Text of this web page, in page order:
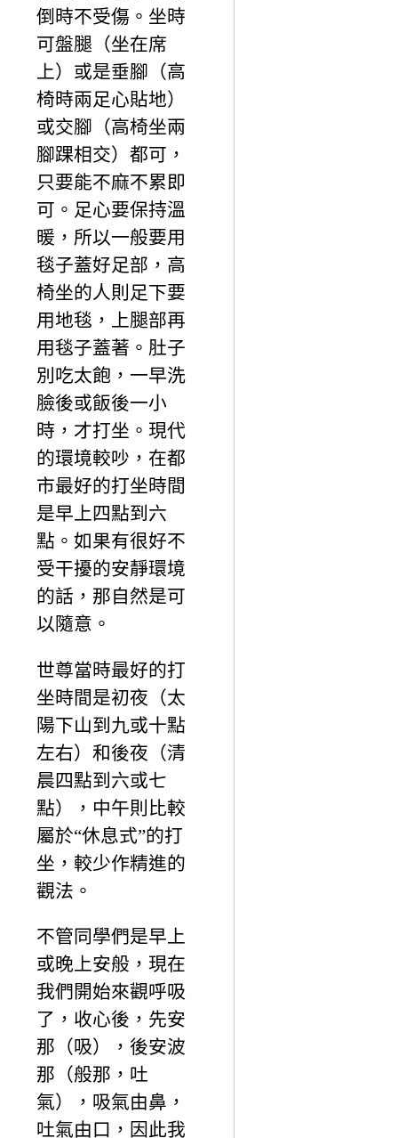
倒時不受傷。坐時
可盤腿（坐在席
上）或是垂腳（高
椅時兩足心貼地）
或交腳（高椅坐兩
腳踝相交）都可，
只要能不麻不累即
可。足心要保持溫
暖，所以一般要用
毯子蓋好足部，高
椅坐的人則足下要
用地毯，上腿部再
用毯子蓋著。肚子
別吃太飽，一早洗
臉後或飯後一小
時，才打坐。現代
的環境較吵，在都
市最好的打坐時間
是早上四點到六
點。如果有很好不
受干擾的安靜環境
的話，那自然是可
以隨意。
世尊當時最好的打
坐時間是初夜（太
陽下山到九或十點
左右）和後夜（清
晨四點到六或七
點），中午則比較
屬於“休息式”的打
坐，較少作精進的
觀法。
不管同學們是早上
或晚上安般，現在
我們開始來觀呼吸
了，收心後，先安
那（吸），後安波
那（般那，吐
氣），吸氣由鼻，
吐氣由口，因此我